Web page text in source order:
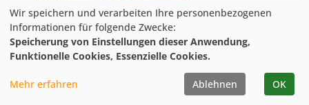
Wir speichern und verarbeiten Ihre personenbezogenen
Informationen für folgende Zwecke:
Speicherung von Einstellungen dieser Anwendung,
Funktionelle Cookies, Essenzielle Cookies.
Mehr erfahren Ablehnen OK